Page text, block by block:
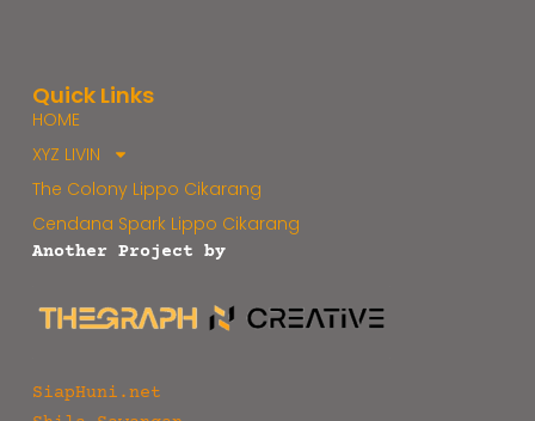
Quick Links
HOME
XYZ LIVIN
The Colony Lippo Cikarang
Cendana Spark Lippo Cikarang
Another Project by
SiapHuni.net